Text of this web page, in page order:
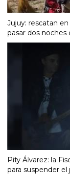
Jujuy: rescatan
pasar dos noches
Pity Álvarez: la
para suspender el